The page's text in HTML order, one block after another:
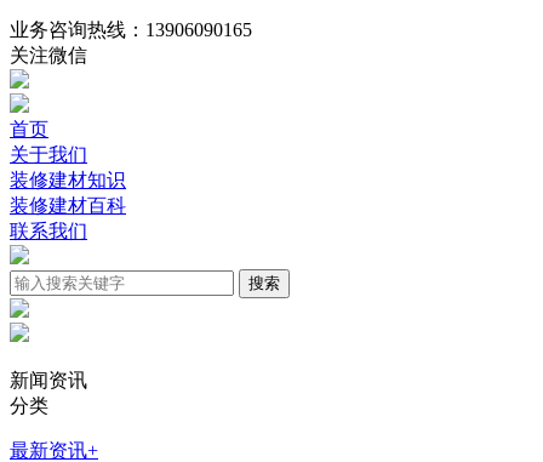
业务咨询热线： 13906090165
关注微信
首页
关于我们
装修建材知识
装修建材百科
联系我们
新闻资讯
分类
最新资讯+